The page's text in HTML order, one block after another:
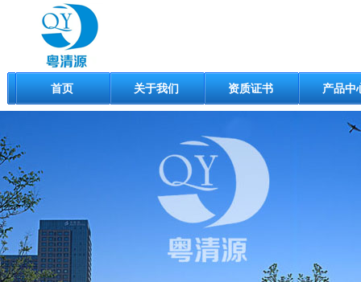
首页 关于我们 资质证书 产品中